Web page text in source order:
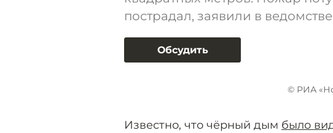
пострадал, заявили в
Обсудить
© РИА
Известно, что чёрный дым было